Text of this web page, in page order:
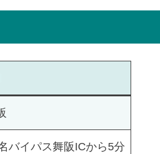
バイパス舞阪ICから5分